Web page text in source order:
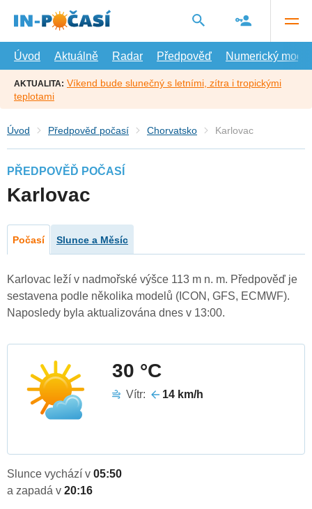
hlavní
Úvod
Aktuálně Radar Předpověď Numerický model
AKTUALITA: Víkend bude slunečný s letními, zítra i tropickými
teplotami
Úvod Předpověď počasí Chorvatsko Karlovac
PŘEDPOVĚĎ POČASÍ
Karlovac
Počasí Slunce a Měsíc
Karlovac leží v nadmořské výšce 113 m n. m. Předpověď je
sestavena podle několika modelů (ICON, GFS, ECMWF).
Naposledy byla aktualizována dnes v 13:00.
30 °C
Vítr: 14 km/h
Slunce vychází v 05:50
a zapadá v 20:16